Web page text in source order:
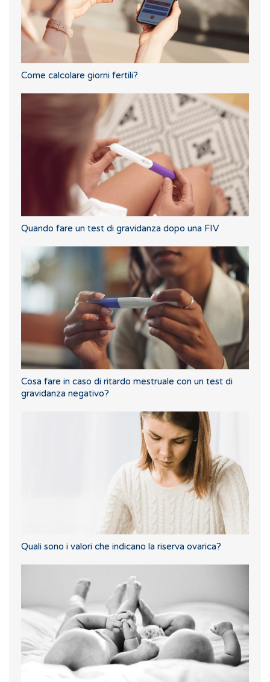
Come calcolare giorni fertili?
Quando fare un test di gravidanza dopo una FIV
Cosa fare in caso di ritardo mestruale con un test di
gravidanza negativo?
Quali sono i valori che indicano la riserva ovarica?